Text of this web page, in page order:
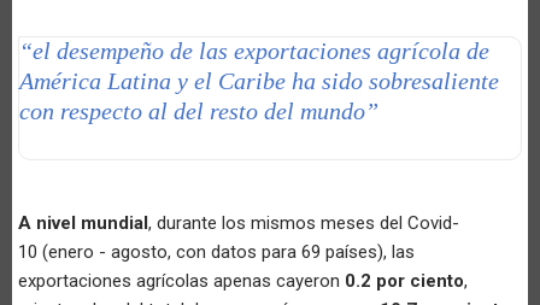
“el desempeño de las exportaciones agrícola de
América Latina y el Caribe ha sido sobresaliente
con respecto al del resto del mundo”
A nivel mundial, durante los mismos meses del Covid-
10 (enero - agosto, con datos para 69 países), las
exportaciones agrícolas apenas cayeron 0.2 por ciento,